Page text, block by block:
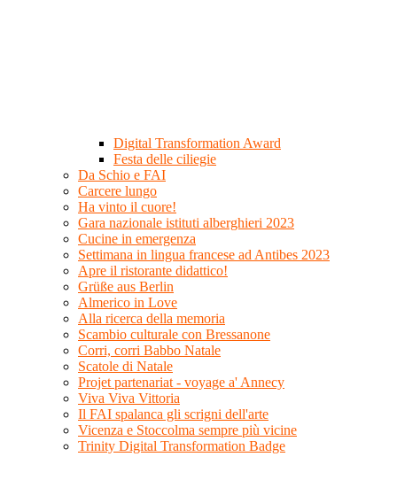
Digital Transformation Award
Festa delle ciliegie
Da Schio e FAI
Carcere lungo
Ha vinto il cuore!
Gara nazionale istituti alberghieri 2023
Cucine in emergenza
Settimana in lingua francese ad Antibes 2023
Apre il ristorante didattico!
Grüße aus Berlin
Almerico in Love
Alla ricerca della memoria
Scambio culturale con Bressanone
Corri, corri Babbo Natale
Scatole di Natale
Projet partenariat - voyage a' Annecy
Viva Viva Vittoria
Il FAI spalanca gli scrigni dell'arte
Vicenza e Stoccolma sempre più vicine
Trinity Digital Transformation Badge